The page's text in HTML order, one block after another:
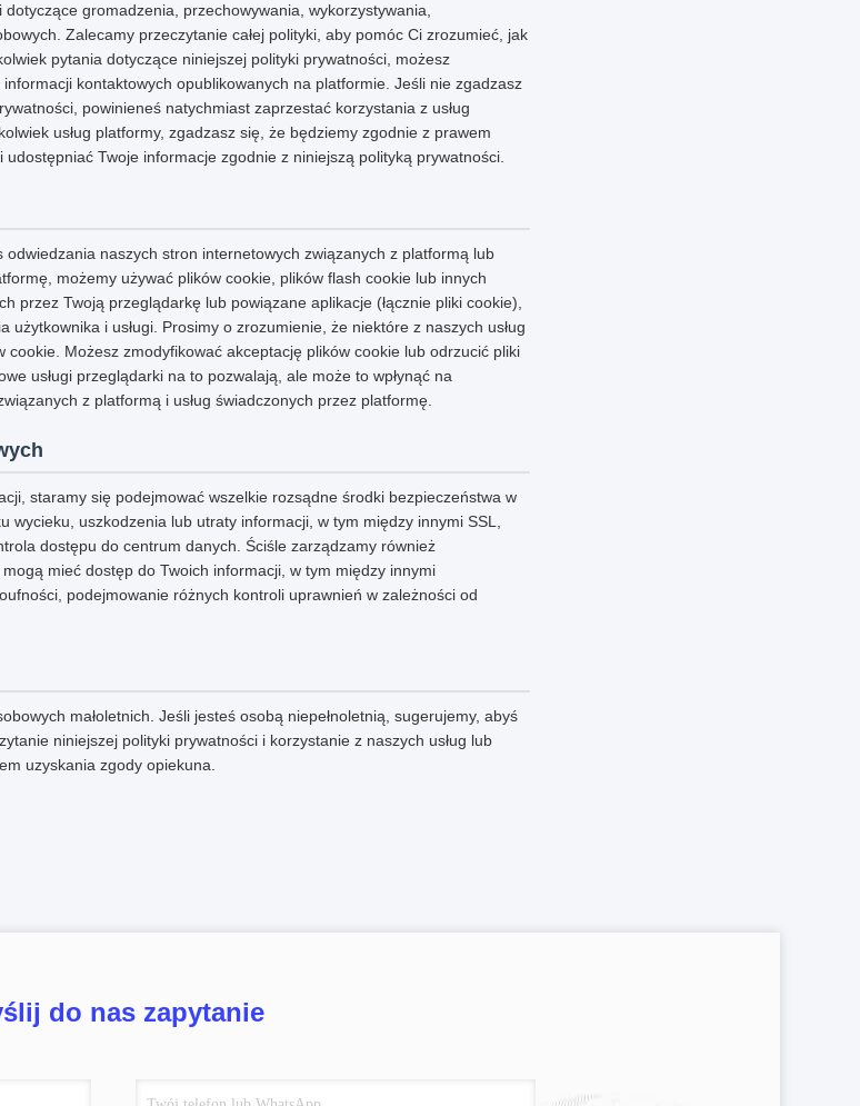
gromadzenia, przechowywania, wykorzystywania,
Zalecamy przeczytanie całej polityki, aby pomóc Ci zrozumieć, jak
pytania dotyczące niniejszej polityki prywatności, możesz
kontaktowych opublikowanych na platformie. Jeśli nie zgadzasz
powinieneś natychmiast zaprzestać korzystania z usług
usług platformy, zgadzasz się, że będziemy zgodnie z prawem
Twoje informacje zgodnie z niniejszą polityką prywatności.
odwiedzania naszych stron internetowych związanych z platformą lub
możemy używać plików cookie, plików flash cookie lub innych
przez Twoją przeglądarkę lub powiązane aplikacje (łącznie pliki cookie),
i usługi. Prosimy o zrozumienie, że niektóre z naszych usług
Możesz zmodyfikować akceptację plików cookie lub odrzucić pliki
usługi przeglądarki na to pozwalają, ale może to wpłynąć na
z platformą i usług świadczonych przez platformę.
staramy się podejmować wszelkie rozsądne środki bezpieczeństwa w
wycieku, uszkodzenia lub utraty informacji, w tym między innymi SSL,
dostępu do centrum danych. Ściśle zarządzamy również
mieć dostęp do Twoich informacji, w tym między innymi
podejmowanie różnych kontroli uprawnień w zależności od
małoletnich. Jeśli jesteś osobą niepełnoletnią, sugerujemy, abyś
niniejszej polityki prywatności i korzystanie z naszych usług lub
uzyskania zgody opiekuna.
do nas zapytanie